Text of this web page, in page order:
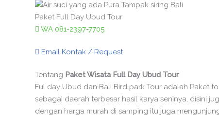
Paket Full Day Ubud Tour
WA 081-2397-7705
Email Kontak / Request
Tentang Paket Wisata Full Day Ubud Tour
Ful day Ubud dan Bali Bird park Tour adalah Paket
sebagai daerah terbesar hasil karya seninya, disini
dengan harga murah di samping itu juga